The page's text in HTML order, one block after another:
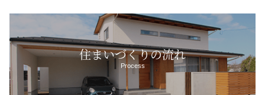
住まいづくりの流れ
Process